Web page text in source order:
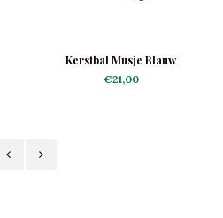
Kerstbal Musje Blauw
€21,00